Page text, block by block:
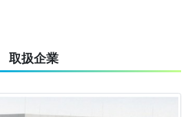
取扱企業